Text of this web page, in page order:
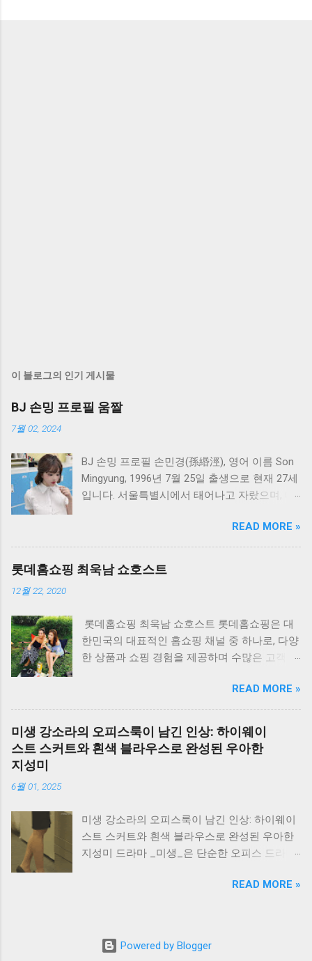
이 블로그의 인기 게시물
BJ 손밍 프로필 움짤
7월 02, 2024
BJ 손밍 프로필 손민경(孫緡涇), 영어 이름 Son
Mingyung, 1996년 7월 25일 출생으로 현재 27세
입니다. 서울특별시에서 태어나고 자랐으며, 대
로는 아버지와 어머니가 있습니다. MBTI 성격
유형은 INTP이며, 종교는 따로 없다고 합니다.
손민경은 인터넷 방송인과 인플루언서로서 활
동하고 있으며, 첫 방송은 2023년 2월 6일에 시
폼에서 댄스와 토크 콘텐츠로 많은 시청자들과
소통하고 있습니다. 그녀의 방송 스타일은 친근
하면서도 다양한 주제로 대화를 이어가는 것이
었고, 최근에는 방송 1주년을 맞이하기도 했습
니다. 손밍의 방송은 댄스와 토크뿐만 아니라 다
양한 컨텐츠를 포함하고 있으며, 유튜브에서도
게스트로 출연하여 활발하게 활동하고 있습니
은 주목을 받았는데, 그 이유 중 하나는 그녀의
외모와 매력적인 몸매 때문입니다. 본인 피셜로
는 가슴 사이즈가 70G컵이라고 밝혔으며, 흉곽
다. 이러한 외모는 많은 관심과 동시에 논란을
았습니다. 그러나 플랫폼의 검열 문제로 인해 여
READ MORE »
롯데홈쇼핑 최욱남 쇼호스트
12월 22, 2020
롯데홈쇼핑 최욱남 쇼호스트 롯데홈쇼핑은 대
한민국의 대표적인 홈쇼핑 채널 중 하나로, 다양
한 상품과 쇼핑 경험을 제공하며 수많은 고객들
년간 눈에 띄게 활약하는 쇼호스트 중 한 명이
있습니다. 그 이름은 최욱남 쇼호스트입니다. 최
욱남 쇼호스트는 2016년에 롯데홈쇼핑의 쇼호
스트로 데뷔하여, 그 동안 뛰어난 미모와 몸매로
다양한 브랜드의 간판 쇼호스트로 자리매김하
랑합니다. 그녀의 얼굴은 마치 인형처럼 아름답
고 동시에 세련되어 보입니다. 또한, 그녀의 몸
매 또한 화제가 되고 있으며, 그 여운이 방송을
있습니다. 최욱남 쇼호스트의 활약 최욱남 쇼호
녀의 뛰어난 미모와 끈적임 없는 개성로 롯데홈
READ MORE »
미생 강소라의 오피스룩이 남긴 인상: 하이웨이
스트 스커트와 흰색 블라우스로 완성된 우아한
지성미
6월 01, 2025
미생 강소라의 오피스룩이 남긴 인상: 하이웨이
스트 스커트와 흰색 블라우스로 완성된 우아한
지성미 드라마 _미생_은 단순한 오피스 드라마
게 그려낸 명작으로 평가받는다. 이 작품에서 안
냈으며, 그녀의 스타일링은 단순한 의상 이상의
의미를 지녔다. 특히, 그녀가 입은 하이웨이스트
READ MORE »
Powered by Blogger